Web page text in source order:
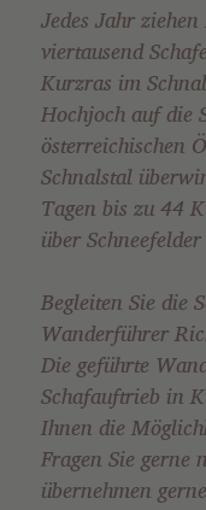
Jedes Jahr
viertausend
Kurzras im
Hochjoch auf die
österreichischen
Schnalstal
Tagen bis zu 44
über
Begleiten Sie die
Wanderführer
Die geführte
Schafauftrieb in
Ihnen die
Fragen Sie
übernehmen